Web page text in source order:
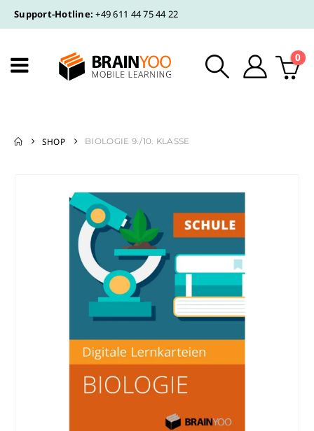
Support-Hotline: +49 611 44 75 44 22
0
SHOP BIOLOGIE 9./10. KLASSE